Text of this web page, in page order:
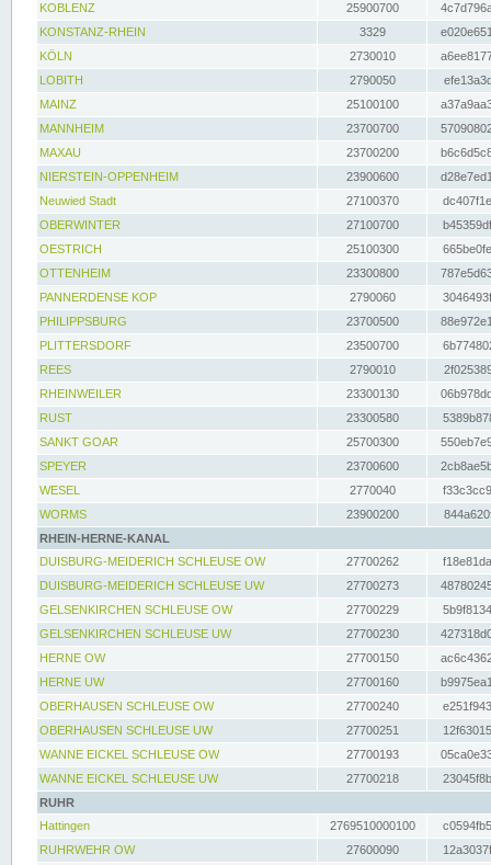
KOBLENZ
25900700
KONSTANZ-RHEIN
3329
KÖLN
2730010
LOBITH
2790050
MAINZ
25100100
MANNHEIM
23700700
MAXAU
23700200
NIERSTEIN-OPPENHEIM
23900600
Neuwied Stadt
27100370
OBERWINTER
27100700
OESTRICH
25100300
OTTENHEIM
23300800
PANNERDENSE KOP
2790060
PHILIPPSBURG
23700500
PLITTERSDORF
23500700
REES
2790010
RHEINWEILER
23300130
RUST
23300580
SANKT GOAR
25700300
SPEYER
23700600
WESEL
2770040
WORMS
23900200
RHEIN-HERNE-KANAL
DUISBURG-MEIDERICH SCHLEUSE OW
27700262
DUISBURG-MEIDERICH SCHLEUSE UW
27700273
GELSENKIRCHEN SCHLEUSE OW
27700229
GELSENKIRCHEN SCHLEUSE UW
27700230
HERNE OW
27700150
HERNE UW
27700160
OBERHAUSEN SCHLEUSE OW
27700240
OBERHAUSEN SCHLEUSE UW
27700251
WANNE EICKEL SCHLEUSE OW
27700193
WANNE EICKEL SCHLEUSE UW
27700218
RUHR
Hattingen
2769510000100
RUHRWEHR OW
27600090